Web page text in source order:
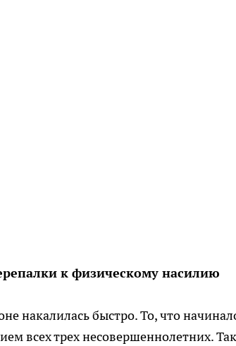
к физическому насилию
накалилась быстро. То, что
всех трех несовершеннолетних.